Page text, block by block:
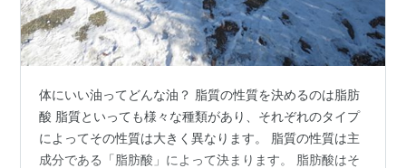
体にいい油ってどんな油？ 脂質の性質を決めるのは脂肪
酸 脂質といっても様々な種類があり、それぞれのタイプ
によってその性質は大きく異なります。 脂質の性質は主
成分である「脂肪酸」によって決まります。 脂肪酸はそ